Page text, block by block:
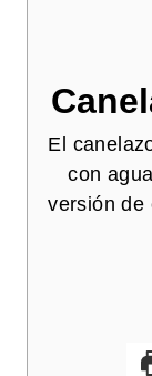
El
con
versión de